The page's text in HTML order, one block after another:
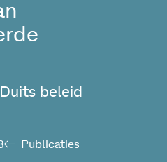
beleid
Publicaties